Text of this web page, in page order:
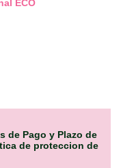
ECO
de Pago y Plazo de
de proteccion de